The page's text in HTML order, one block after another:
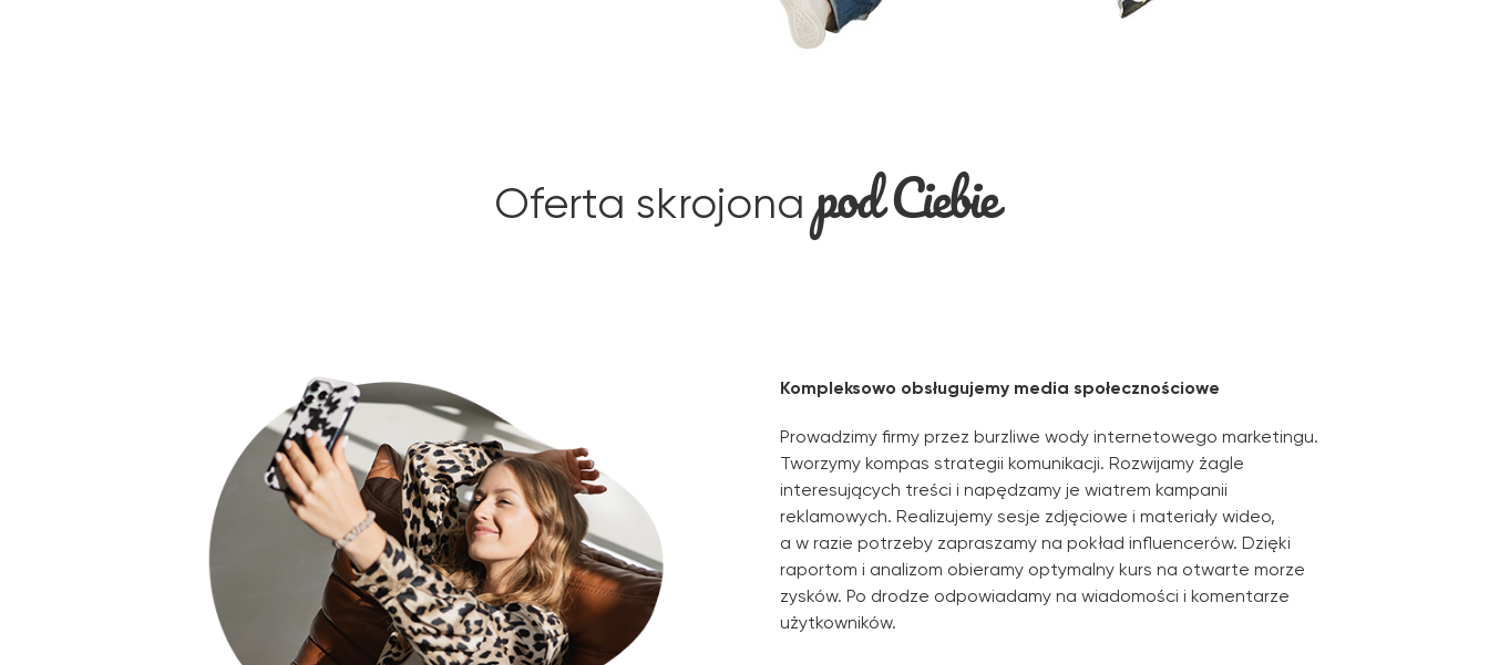
Oferta skrojona pod Ciebie
Kompleksowo obsługujemy media społecznościowe
Prowadzimy firmy przez burzliwe wody internetowego marketingu.
Tworzymy kompas strategii komunikacji. Rozwijamy żagle
interesujących treści i napędzamy je wiatrem kampanii
reklamowych. Realizujemy sesje zdjęciowe i materiały wideo,
a w razie potrzeby zapraszamy na pokład influencerów. Dzięki
raportom i analizom obieramy optymalny kurs na otwarte morze
zysków. Po drodze odpowiadamy na wiadomości i komentarze
użytkowników.